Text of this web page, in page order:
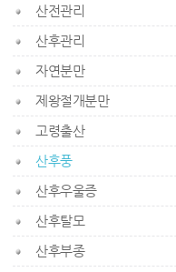
산전관리
산후관리
자연분만
제왕절개분만
고령출산
산후풍
산후우울증
산후탈모
산후부종